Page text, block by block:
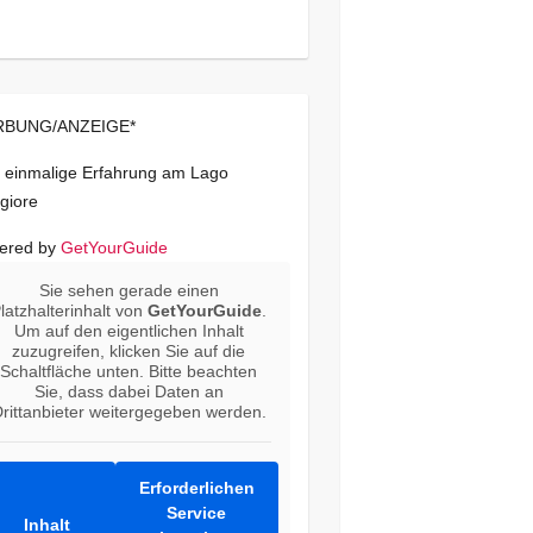
ANZEIGE*
einmalige Erfahrung am Lago
by GetYourGuide
Sie sehen gerade einen
vonGetYourGuide
Um auf den eigentlichen Inhalt
zuzugreifen, klicken Sie auf die
Schaltfläche unten. Bitte beachten
Sie, dass dabei Daten an
weitergegeben werden.
Inhalt
Erforderlichen
Service